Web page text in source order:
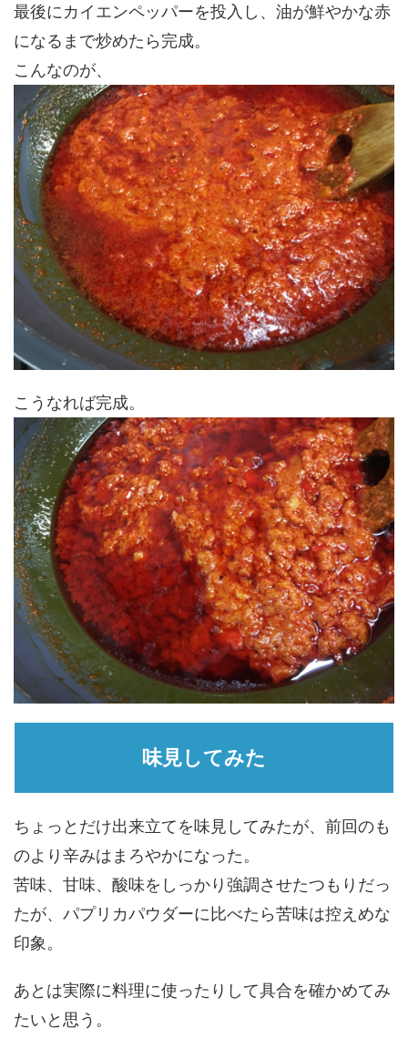
最後にカイエンペッパーを投入し、油が鮮やかな赤
になるまで炒めたら完成。
こんなのが、
こうなれば完成。
味見してみた
ちょっとだけ出来立てを味見してみたが、前回のも
のより辛みはまろやかになった。
苦味、甘味、酸味をしっかり強調させたつもりだっ
たが、パプリカパウダーに比べたら苦味は控えめな
印象。
あとは実際に料理に使ったりして具合を確かめてみ
たいと思う。